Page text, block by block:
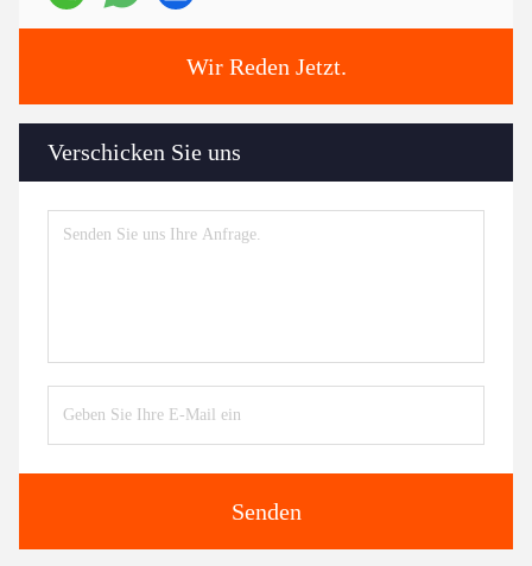
Wir Reden Jetzt.
Verschicken Sie uns
Senden